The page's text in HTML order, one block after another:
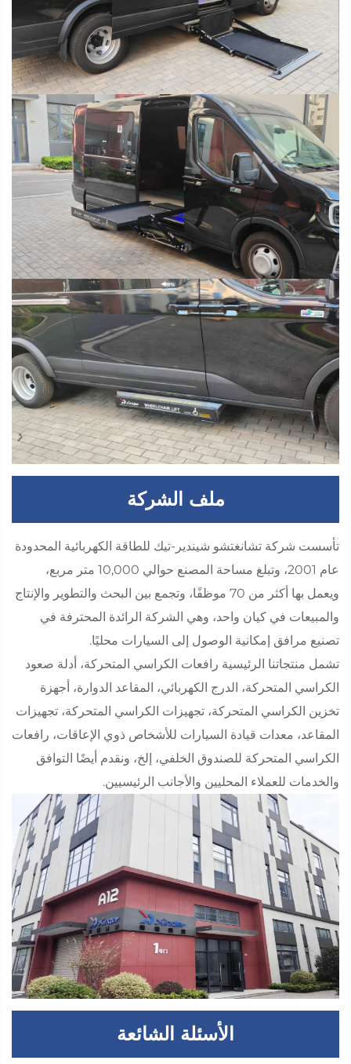
ملف الشركة
تأسست شركة تشانغتشو شيندير-تيك للطاقة الكهربائية المحدودة
عام 2001، وتبلغ مساحة المصنع حوالي 10,000 متر مربع،
ويعمل بها أكثر من 70 موظفًا، وتجمع بين البحث والتطوير والإنتاج
والمبيعات في كيان واحد، وهي الشركة الرائدة المحترفة في
تصنيع مرافق إمكانية الوصول إلى السيارات محليًا.
تشمل منتجاتنا الرئيسية رافعات الكراسي المتحركة، أدلة صعود
الكراسي المتحركة، الدرج الكهربائي، المقاعد الدوارة، أجهزة
تخزين الكراسي المتحركة، تجهيزات الكراسي المتحركة، تجهيزات
المقاعد، معدات قيادة السيارات للأشخاص ذوي الإعاقات، رافعات
الكراسي المتحركة للصندوق الخلفي، إلخ، ونقدم أيضًا التوافق
والخدمات للعملاء المحليين والأجانب الرئيسيين.
الأسئلة الشائعة